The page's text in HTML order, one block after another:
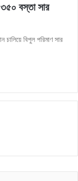
বস্তা সার
চালিয়ে বিপুল পরিমাণ সার